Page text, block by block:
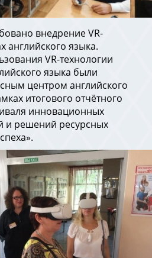
внедрение VR-
английского языка.
VR-технологии
языка были
центром английского
итогового отчётного
инновационных
и решений ресурсных